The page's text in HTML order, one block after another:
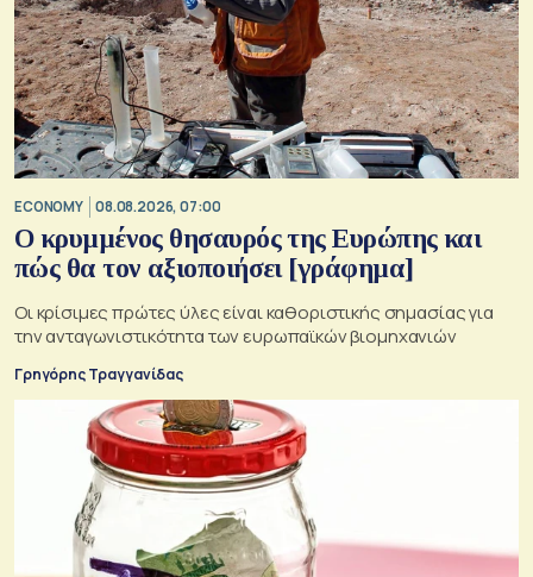
ECONOMY 08.08.2026, 07:00
Ο κρυμμένος θησαυρός της Ευρώπης και
πώς θα τον αξιοποιήσει [γράφημα]
Οι κρίσιμες πρώτες ύλες είναι καθοριστικής σημασίας για
την ανταγωνιστικότητα των ευρωπαϊκών βιομηχανιών
Γρηγόρης Τραγγανίδας